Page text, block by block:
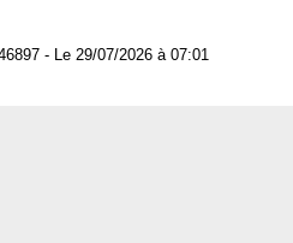
- Le 29/07/2026 à 07:01